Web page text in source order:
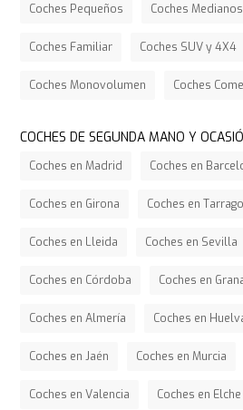
Coches Pequeños Coches Medianos
Coches Familiar Coches SUV y 4X4
Coches Monovolumen Coches
COCHES DE SEGUNDA MANO Y
Coches en Madrid Coches en
Coches en Girona Coches en
Coches en Lleida Coches en Sevilla
Coches en Córdoba Coches en
Coches en Almería Coches en
Coches en Jaén Coches en Murcia
Coches en Valencia Coches en Elche